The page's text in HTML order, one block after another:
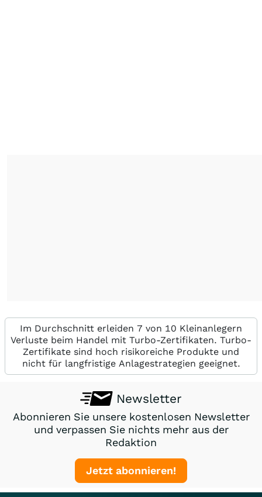
Im Durchschnitt erleiden 7 von 10 Kleinanlegern
Verluste beim Handel mit Turbo-Zertifikaten. Turbo-
Zertifikate sind hoch risikoreiche Produkte und
nicht für langfristige Anlagestrategien geeignet.
Newsletter
Abonnieren Sie unsere kostenlosen Newsletter
und verpassen Sie nichts mehr aus der
Redaktion
Jetzt abonnieren!